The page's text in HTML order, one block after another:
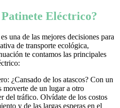
Eléctrico?
una de las mejores decisiones para
de transporte ecológica,
te contamos las principales
¿Cansado de los atascos? Con un
moverte de un lugar a otro
del tráfico. Olvídate de los costos
y de las largas esperas en el